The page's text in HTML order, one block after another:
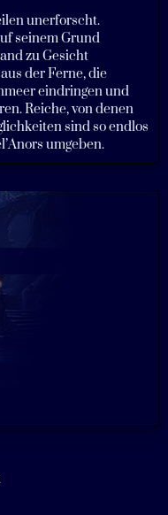
unerforscht.
seinem Grund
zu Gesicht
der Ferne, die
eindringen und
Reiche, von denen
sind so endlos
umgeben.